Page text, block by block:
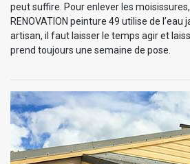
peut suffire. Pour enlever les
RENOVATION peinture 49 utilise de
artisan, il faut laisser le temps agir et
prend toujours une semaine de pose.